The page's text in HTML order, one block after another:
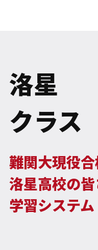
洛星
クラス
難関大現役
洛星高校の
学習システム